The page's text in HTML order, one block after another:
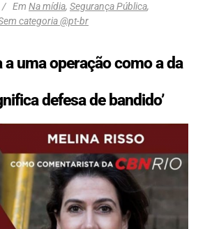
Em Na mídia, Segurança Pública,
categoria @pt-br
a uma operação como a da
defesa de bandido’